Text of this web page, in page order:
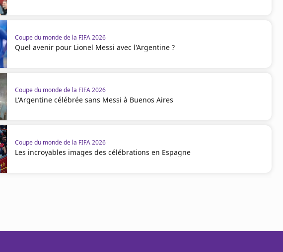
Coupe du monde de la FIFA 2026
Quel avenir pour Lionel Messi avec l'Argentine ?
Coupe du monde de la FIFA 2026
L'Argentine célébrée sans Messi à Buenos Aires
Coupe du monde de la FIFA 2026
Les incroyables images des célébrations en Espagne